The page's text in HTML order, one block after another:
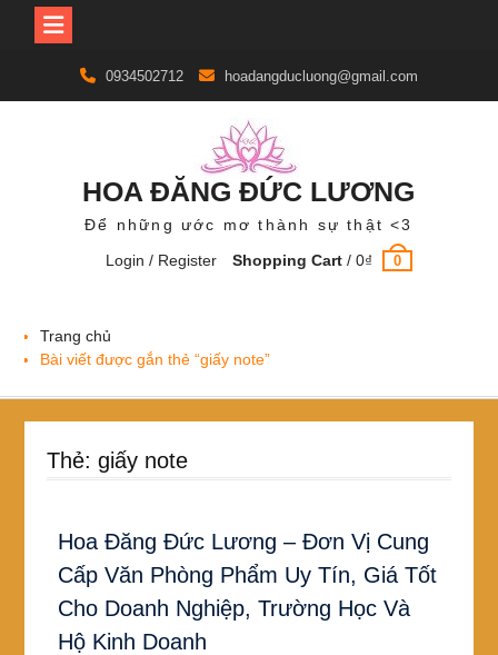
content
0934502712 hoadangducluong@gmail.com
HOA ĐĂNG ĐỨC LƯƠNG
Để những ước mơ thành sự thật <3
Login / Register
Shopping Cart /0₫ 0
Trang chủ
Bài viết được gắn thẻ “giấy note”
Thẻ: giấy note
Hoa Đăng Đức Lương – Đơn Vị Cung
Cấp Văn Phòng Phẩm Uy Tín, Giá Tốt
Cho Doanh Nghiệp, Trường Học Và
Hộ Kinh Doanh